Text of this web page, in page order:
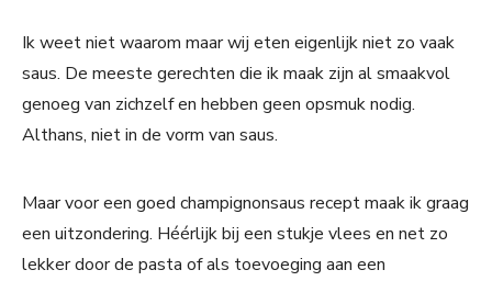
Ik weet niet waarom maar wij eten eigenlijk niet zo vaak
saus. De meeste gerechten die ik maak zijn al smaakvol
genoeg van zichzelf en hebben geen opsmuk nodig.
Althans, niet in de vorm van saus.
Maar voor een goed champignonsaus recept maak ik graag
een uitzondering. Héérlijk bij een stukje vlees en net zo
lekker door de pasta of als toevoeging aan een